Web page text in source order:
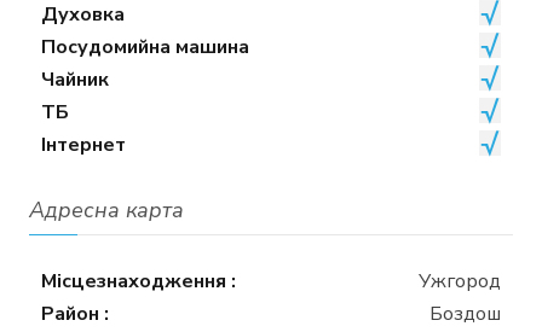
Духовка
Посудомийна машина
Чайник
ТБ
Інтернет
Адресна карта
Місцезнаходження :
Ужгород
Район :
Боздош